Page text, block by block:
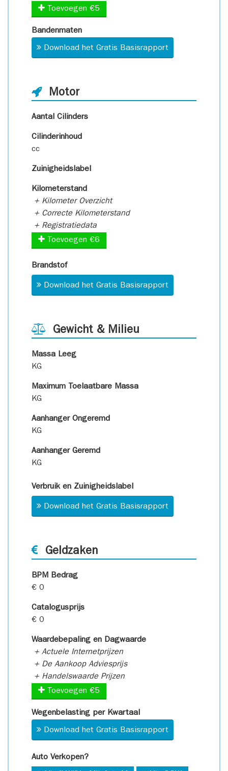
Toevoegen €5
Bandenmaten
Download het Gratis Basisrapport
Motor
Aantal Cilinders
Cilinderinhoud
cc
Zuinigheidslabel
Kilometerstand
+ Kilometer Overzicht
+ Correcte Kilometerstand
+ Registratiedata
Toevoegen €6
Brandstof
Download het Gratis Basisrapport
Gewicht & Milieu
Massa Leeg
KG
Maximum Toelaatbare Massa
KG
Aanhanger Ongeremd
KG
Aanhanger Geremd
KG
Verbruik en Zuinigheidslabel
Download het Gratis Basisrapport
Geldzaken
BPM Bedrag
€ 0
Catalogusprijs
€ 0
Waardebepaling en Dagwaarde
+ Actuele Internetprijzen
+ De Aankoop Adviesprijs
+ Handelswaarde Prijzen
Toevoegen €5
Wegenbelasting per Kwartaal
Download het Gratis Basisrapport
Auto Verkopen?